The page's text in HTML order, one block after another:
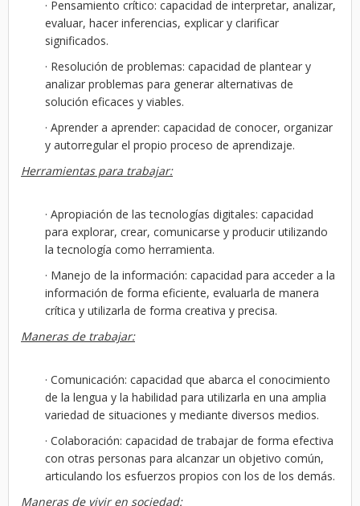
· Pensamiento crítico: capacidad de interpretar, analizar,
evaluar, hacer inferencias, explicar y clarificar
significados.
· Resolución de problemas: capacidad de plantear y
analizar problemas para generar alternativas de
solución eficaces y viables.
· Aprender a aprender: capacidad de conocer, organizar
y autorregular el propio proceso de aprendizaje.
Herramientas para trabajar:
· Apropiación de las tecnologías digitales: capacidad
para explorar, crear, comunicarse y producir utilizando
la tecnología como herramienta.
· Manejo de la información: capacidad para acceder a la
información de forma eficiente, evaluarla de manera
crítica y utilizarla de forma creativa y precisa.
Maneras de trabajar:
· Comunicación: capacidad que abarca el conocimiento
de la lengua y la habilidad para utilizarla en una amplia
variedad de situaciones y mediante diversos medios.
· Colaboración: capacidad de trabajar de forma efectiva
con otras personas para alcanzar un objetivo común,
articulando los esfuerzos propios con los de los demás.
Maneras de vivir en sociedad: